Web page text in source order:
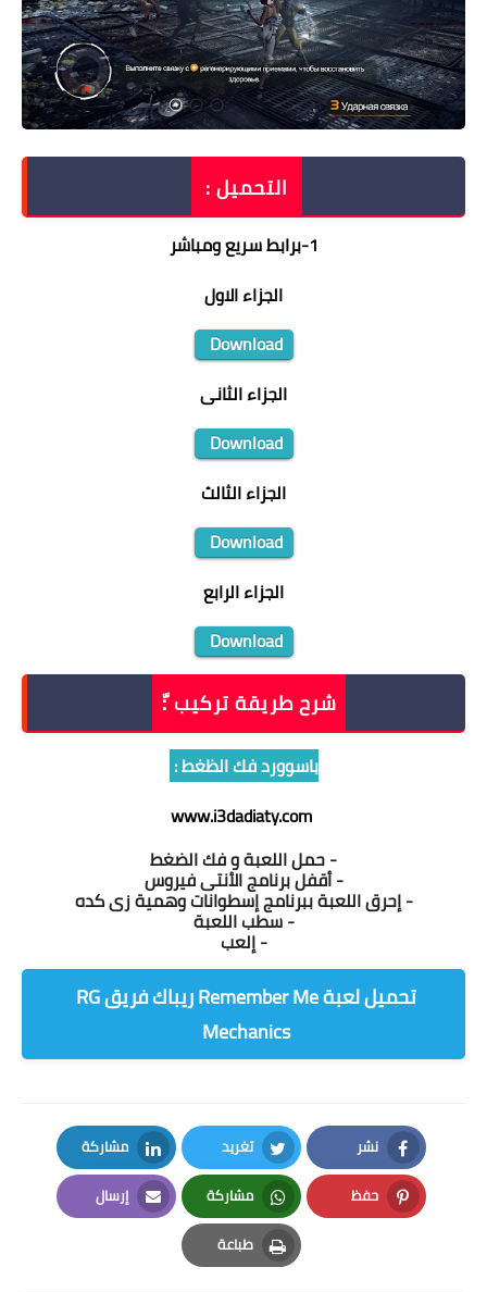
التحميل :
1
-برابط سريع ومباشر
الجزاء الاول
Download
الجزاء الثانى
Download
الجزاء الثالث
Download
الجزاء الرابع
Download
شرح طريقة تركيب :ّ
باسوورد فك الظغط :
www.i3dadiaty.com
- حمل اللعبة و فك الضغط
- أقفل برنامج الأنتى فيروس
- إحرق اللعبة ببرنامج إسطوانات وهمية زى كده
- سطب اللعبة
- إلعب
تحميل لعبة Remember Me ريباك فريق RG
Mechanics
نشر
Facebook
تغريد
Twitter
مشاركة
LinkedIn
حفظ
Pinterest
مشاركة
Whatsapp
إرسال
Email
طباعة
Print